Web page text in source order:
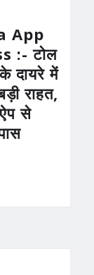
App
:- टोल
दायरे में
राहत,
ऐप से